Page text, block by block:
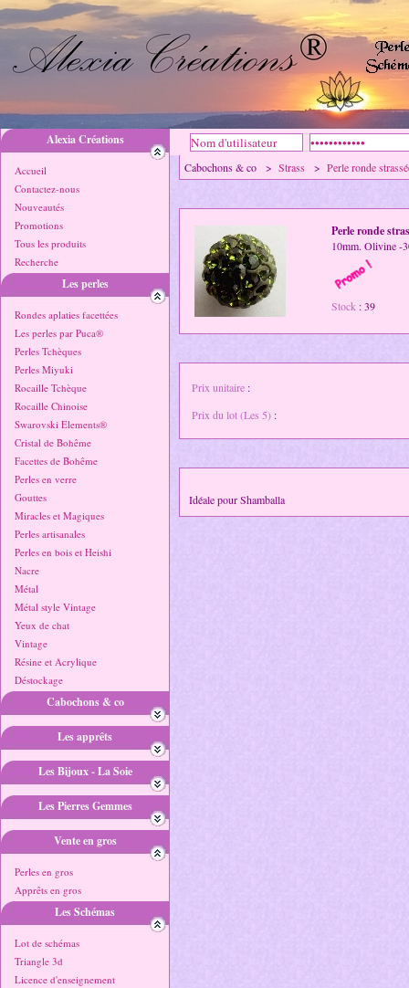
Alexia Créations
Accueil
Contactez-nous
Nouveautés
Promotions
Tous les produits
Recherche
Les perles
Rondes aplaties facettées
Les perles par Puca®
Perles Tchèques
Perles Miyuki
Rocaille Tchèque
Rocaille Chinoise
Swarovski Elements®
Cristal de Bohême
Facettes de Bohême
Perles en verre
Gouttes
Miracles et Magiques
Perles artisanales
Perles en bois et Heishi
Nacre
Métal
Métal style Vintage
Yeux de chat
Vintage
Résine et Acrylique
Déstockage
Cabochons & co
Les apprêts
Les Bijoux - La Soie
Les Pierres Gemmes
Vente en gros
Perles en gros
Apprêts en gros
Les Schémas
Lot de schémas
Triangle 3d
Licence d'enseignement
Cabochons & co > Strass > Perle ronde
Perle ronde
10mm. Olivine -
Stock : 39
Prix unitaire :
Prix du lot (Les 5) :
Idéale pour Shamballa